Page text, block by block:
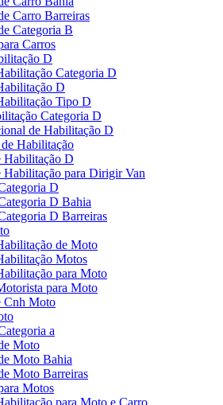
Carro Barreiras
Categoria B
Carros
D
Categoria D
D
Tipo D
Categoria D
de Habilitação D
Habilitação
Habilitação D
Habilitação para Dirigir Van
D
D Bahia
D Barreiras
de Moto
Motos
para Moto
para Moto
Cnh Moto
a
Moto
Moto Bahia
Moto Barreiras
Motos
para Moto e Carro